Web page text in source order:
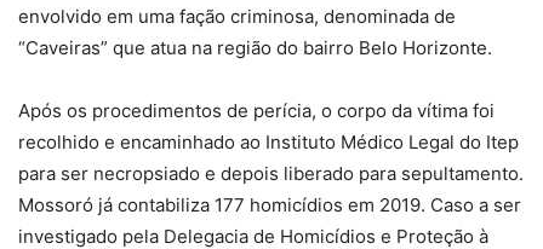
envolvido em uma fação criminosa, denominada de
“Caveiras” que atua na região do bairro Belo Horizonte.
Após os procedimentos de perícia, o corpo da vítima foi
recolhido e encaminhado ao Instituto Médico Legal do Itep
para ser necropsiado e depois liberado para sepultamento.
Mossoró já contabiliza 177 homicídios em 2019. Caso a ser
investigado pela Delegacia de Homicídios e Proteção à